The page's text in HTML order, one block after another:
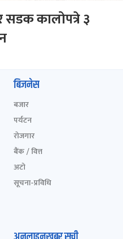
सडक कालोपत्रे ३
बिजनेस
बजार
पर्यटन
रोजगार
बैंक / वित्त
अटो
सूचना-प्रविधि